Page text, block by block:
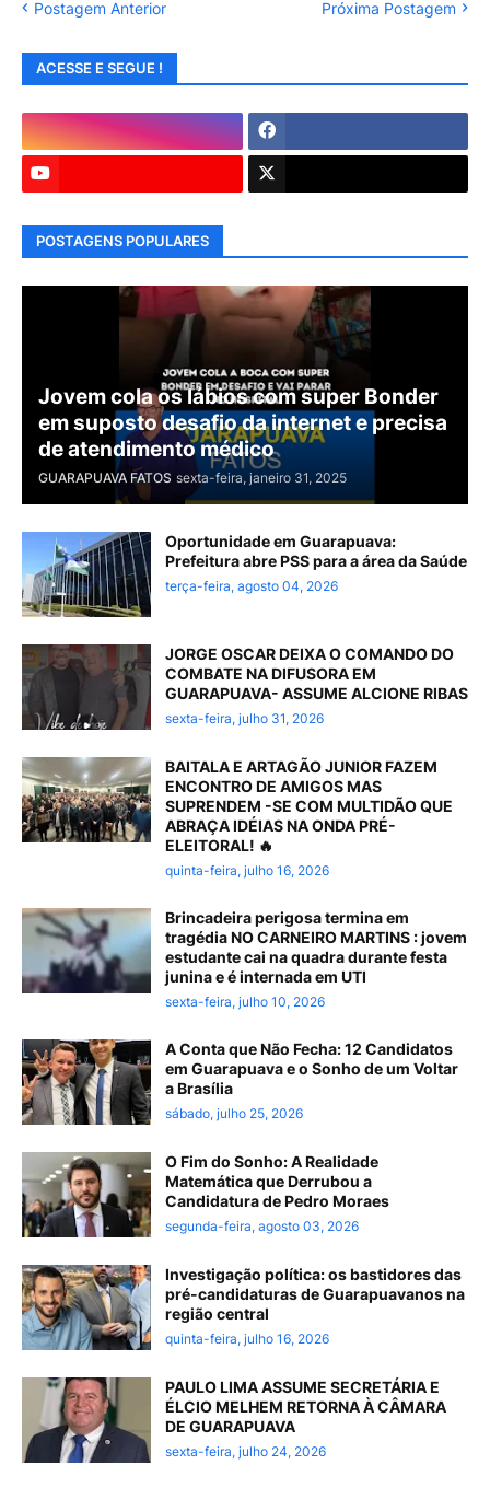
Postagem Anterior Próxima Postagem
ACESSE E SEGUE !
POSTAGENS POPULARES
Jovem cola os lábios com super Bonder
em suposto desafio da internet e precisa
de atendimento médico
GUARAPUAVA FATOS sexta-feira, janeiro 31, 2025
Oportunidade em Guarapuava:
Prefeitura abre PSS para a área da Saúde
terça-feira, agosto 04, 2026
JORGE OSCAR DEIXA O COMANDO DO
COMBATE NA DIFUSORA EM
GUARAPUAVA- ASSUME ALCIONE RIBAS
sexta-feira, julho 31, 2026
BAITALA E ARTAGÃO JUNIOR FAZEM
ENCONTRO DE AMIGOS MAS
SUPRENDEM -SE COM MULTIDÃO QUE
ABRAÇA IDÉIAS NA ONDA PRÉ-
ELEITORAL! 🔥
quinta-feira, julho 16, 2026
Brincadeira perigosa termina em
tragédia NO CARNEIRO MARTINS : jovem
estudante cai na quadra durante festa
junina e é internada em UTI
sexta-feira, julho 10, 2026
A Conta que Não Fecha: 12 Candidatos
em Guarapuava e o Sonho de um Voltar
a Brasília
sábado, julho 25, 2026
O Fim do Sonho: A Realidade
Matemática que Derrubou a
Candidatura de Pedro Moraes
segunda-feira, agosto 03, 2026
Investigação política: os bastidores das
pré-candidaturas de Guarapuavanos na
região central
quinta-feira, julho 16, 2026
PAULO LIMA ASSUME SECRETÁRIA E
ÉLCIO MELHEM RETORNA À CÂMARA
DE GUARAPUAVA
sexta-feira, julho 24, 2026